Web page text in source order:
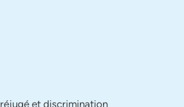
et discrimination